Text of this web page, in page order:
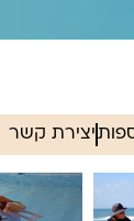
יצירת קשר